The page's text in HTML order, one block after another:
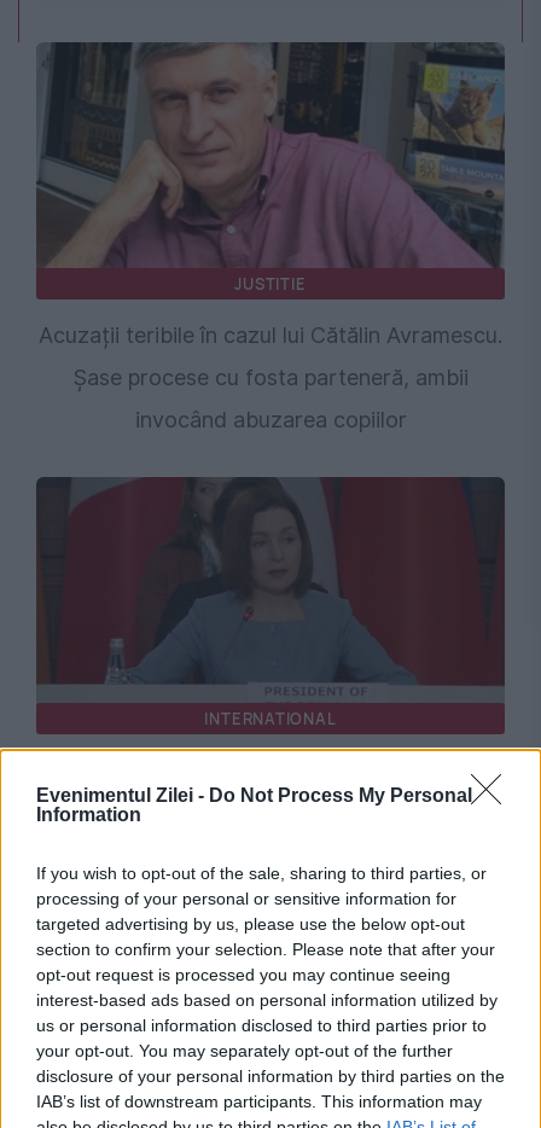
Evenimentul Zilei - Do Not Process My Personal
Information
If you wish to opt-out of the sale, sharing to third parties, or
processing of your personal or sensitive information for
targeted advertising by us, please use the below opt-out
section to confirm your selection. Please note that after your
opt-out request is processed you may continue seeing
interest-based ads based on personal information utilized by
us or personal information disclosed to third parties prior to
your opt-out. You may separately opt-out of the further
disclosure of your personal information by third parties on the
IAB’s list of downstream participants. This information may
JUSTITIE
Acuzații teribile în cazul lui Cătălin Avramescu.
Șase procese cu fosta parteneră, ambii
invocând abuzarea copiilor
INTERNATIONAL
Opoziția încearcă suspendarea Maiei Sandu.
Președinta spune că în spatele demersului se